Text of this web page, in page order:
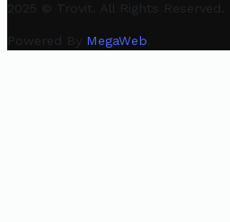
2025 © Trovit. All Rights Reserved.
Powered By MegaWeb